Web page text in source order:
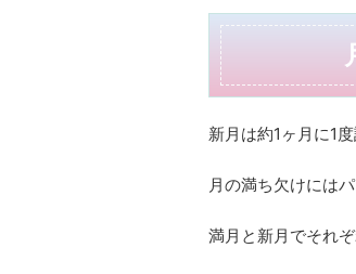
新月は約1ヶ月に1度
月の満ち欠けには
満月と新月でそれ